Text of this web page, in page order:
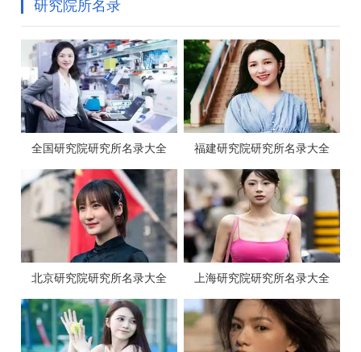
研究院所名录
全国研究院研究所名录大全 福建研究院研究所名录大全
北京研究院研究所名录大全 上海研究院研究所名录大全